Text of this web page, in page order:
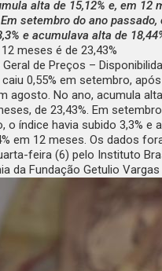
alta de 15,12% e, em 12
Em setembro do ano
e acumulava alta de
meses é de 23,43%
Geral de Preços –
caiu 0,55% em setembro,
agosto. No ano, acumula
de 23,43%. Em
o índice havia subido 3,3% e
em 12 meses. Os dados
feira (6) pelo Instituto
da Fundação Getulio Vargas